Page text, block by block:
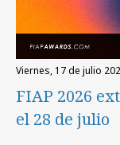
viernes, 17 de julio
FIAP 2026
el 28 de julio